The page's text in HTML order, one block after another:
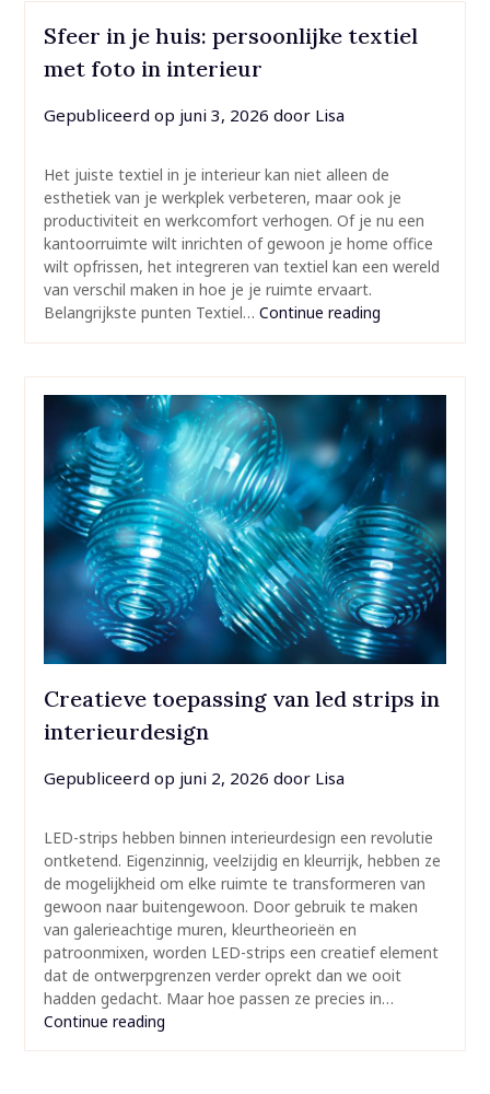
Sfeer in je huis: persoonlijke textiel
met foto in interieur
Gepubliceerd op juni 3, 2026 door Lisa
Het juiste textiel in je interieur kan niet alleen de
esthetiek van je werkplek verbeteren, maar ook je
productiviteit en werkcomfort verhogen. Of je nu een
kantoorruimte wilt inrichten of gewoon je home office
wilt opfrissen, het integreren van textiel kan een wereld
van verschil maken in hoe je je ruimte ervaart.
Belangrijkste punten Textiel… Continue reading
Creatieve toepassing van led strips in
interieurdesign
Gepubliceerd op juni 2, 2026 door Lisa
LED-strips hebben binnen interieurdesign een revolutie
ontketend. Eigenzinnig, veelzijdig en kleurrijk, hebben ze
de mogelijkheid om elke ruimte te transformeren van
gewoon naar buitengewoon. Door gebruik te maken
van galerieachtige muren, kleurtheorieën en
patroonmixen, worden LED-strips een creatief element
dat de ontwerpgrenzen verder oprekt dan we ooit
hadden gedacht. Maar hoe passen ze precies in…
Continue reading